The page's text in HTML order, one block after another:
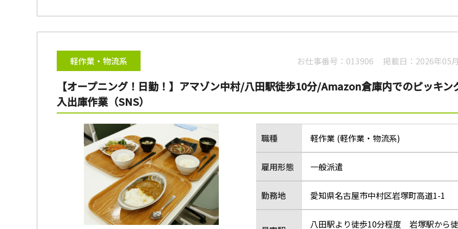
軽作業・物流系 お仕事番号： 013906 掲載日： 2026年05
【オープニング！日勤！】アマゾン中村/八田駅徒歩10分/Amazon倉庫内でのピッキン
入出庫作業（SNS）
職種 軽作業 (軽作業・物流系)
雇用形態 一般派遣
勤務地 愛知県名古屋市中村区岩塚町高道1-1
八田駅より徒歩10分程度 岩塚駅から